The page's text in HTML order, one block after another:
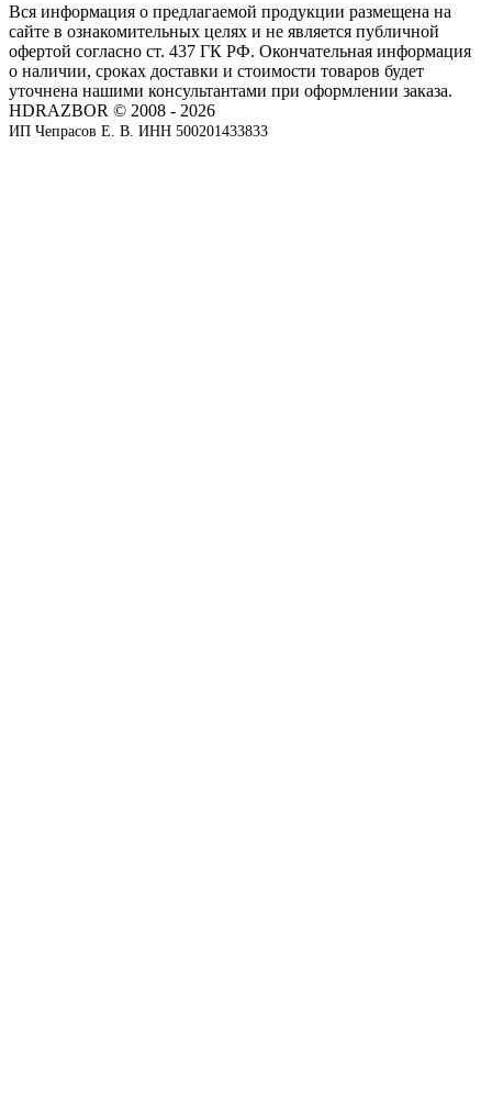
Вся информация о предлагаемой продукции размещена на
сайте в ознакомительных целях и не является публичной
офертой согласно ст. 437 ГК РФ. Окончательная информация
о наличии, сроках доставки и стоимости товаров будет
уточнена нашими консультантами при оформлении заказа.
HDRAZBOR © 2008 - 2026
ИП Чепрасов Е. В. ИНН 500201433833